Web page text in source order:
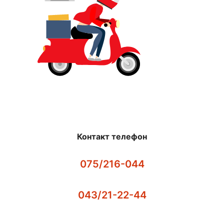
Контакт телефон
075/216-044
043/21-22-44